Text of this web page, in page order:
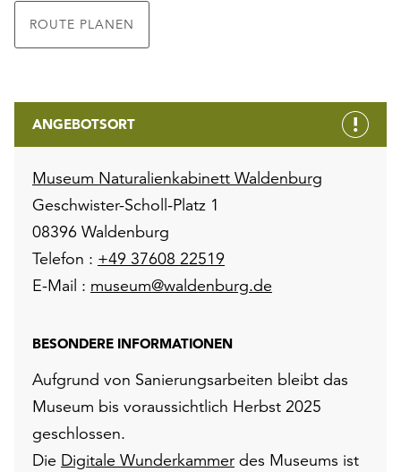
ROUTE PLANEN
ANGEBOTSORT
Museum Naturalienkabinett Waldenburg
Geschwister-Scholl-Platz 1
08396 Waldenburg
Telefon : +49 37608 22519
E-Mail : museum@waldenburg.de
BESONDERE INFORMATIONEN
Aufgrund von Sanierungsarbeiten bleibt das
Museum bis voraussichtlich Herbst 2025
geschlossen.
Die Digitale Wunderkammer des Museums ist